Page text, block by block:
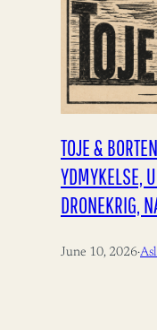
TOJE &
YDMYKELSE,
DRONEKRIG,
June 10, 2026·